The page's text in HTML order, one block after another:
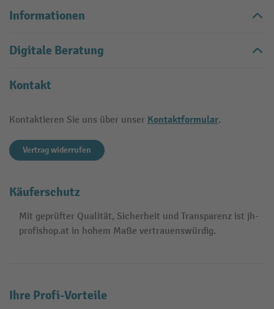
Informationen
Digitale Beratung
Kontakt
Kontaktieren Sie uns über unser Kontaktformular.
Vertrag widerrufen
Käuferschutz
Mit geprüfter Qualität, Sicherheit und Transparenz ist jh-
profishop.at in hohem Maße vertrauenswürdig.
Ihre Profi-Vorteile